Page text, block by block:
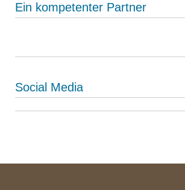
Ein kompetenter Partner
Social Media